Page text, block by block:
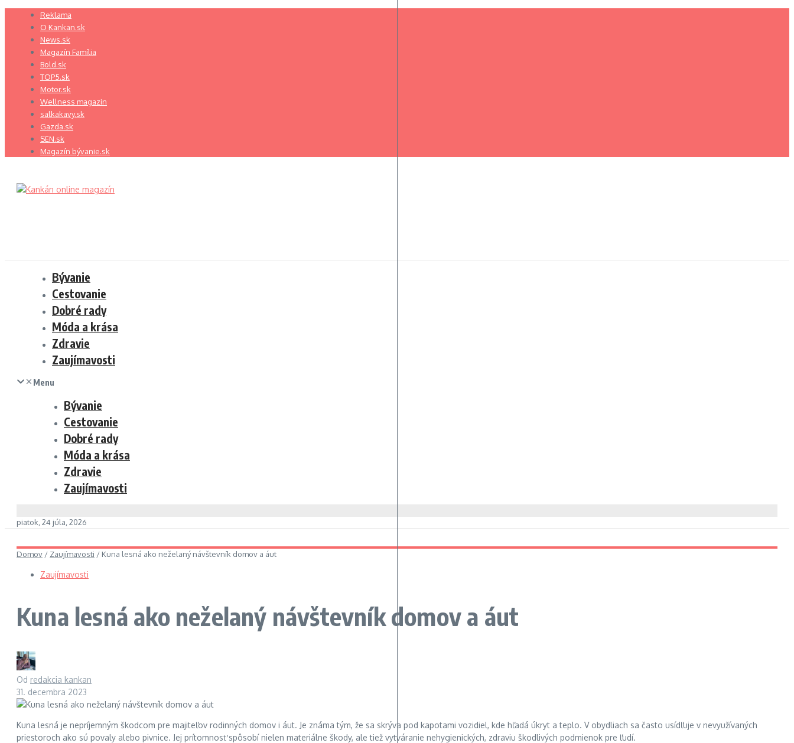
Preskočiť
Reklama
O Kankan.sk
News.sk
Magazín Família
Bold.sk
TOP5.sk
Motor.sk
Wellness magazin
salkakavy.sk
Gazda.sk
SEN.sk
Magazín bývanie.sk
Bývanie
Cestovanie
Dobré rady
Móda a krása
Zdravie
Zaujímavosti
Menu
Bývanie
Cestovanie
Dobré rady
Móda a krása
Zdravie
Zaujímavosti
piatok, 24 júla, 2026
Domov / Zaujímavosti / Kuna lesná ako neželaný návštevník domov a áut
Zaujímavosti
Kuna lesná ako neželaný návštevník domov a áut
Od redakcia kankan
31. decembra 2023
Kuna lesná je nepríjemným škodcom pre majiteľov rodinných domov i áut. Je známa tým, že sa skrýva pod kapotami vozidiel, kde hľadá úkryt a teplo. V obydliach sa často usídľuje v nevyužívaných
priestoroch ako sú povaly alebo pivnice. Jej prítomnosť spôsobí nielen materiálne škody, ale tiež vytváranie nehygienických, zdraviu škodlivých podmienok pre ľudí.